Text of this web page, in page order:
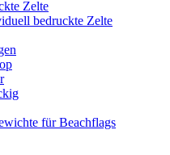
Zelte
bedruckte Zelte
für Beachflags